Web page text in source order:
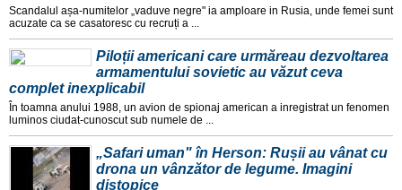
Scandalul așa-numitelor „vaduve negre" ia amploare in Rusia, unde femei sunt
acuzate ca se casatoresc cu recruți a ...
Piloții americani care urmăreau dezvoltarea
armamentului sovietic au văzut ceva
complet inexplicabil
În toamna anului 1988, un avion de spionaj american a inregistrat un fenomen
luminos ciudat-cunoscut sub numele de ...
„Safari uman" în Herson: Rușii au vânat cu
drona un vânzător de legume. Imagini
distopice